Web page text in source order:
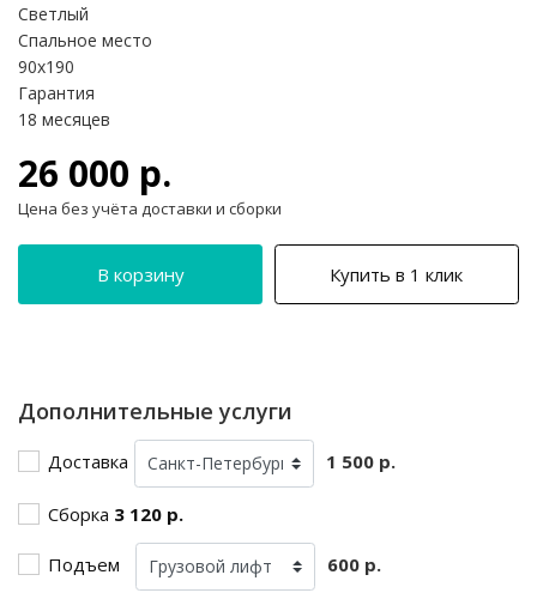
Светлый
Спальное место
90х190
Гарантия
18 месяцев
26 000 р.
Цена без учёта доставки и сборки
В корзину Купить в 1 клик
Дополнительные услуги
Доставка 1 500 р.
Сборка 3 120 р.
Подъем 600 р.